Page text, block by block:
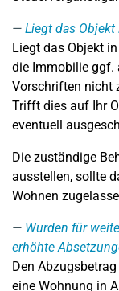
Liegt das Objekt
Liegt das Objekt
die Immobilie ggf.
Vorschriften nicht
Trifft dies auf Ihr
eventuell
Die zuständige
ausstellen, sollte
Wohnen
Wurden für
erhöhte
Den
eine Wohnung in